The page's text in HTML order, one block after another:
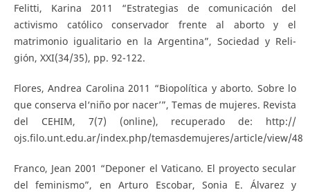
Felitti, Karina 2011 “Estrategias de comunicación del
activismo católico conservador frente al aborto y el
matrimonio igualitario en la Argentina”, Sociedad y Reli-
gión, XXI(34/35), pp. 92-122.
Flores, Andrea Carolina 2011 “Biopolítica y aborto. Sobre lo
que conserva el‘niño por nacer’”, Temas de mujeres. Revista
del CEHIM, 7(7) (online), recuperado de: http://
ojs.filo.unt.edu.ar/index.php/temasdemujeres/article/view/48
Franco, Jean 2001 “Deponer el Vaticano. El proyecto secular
del feminismo”, en Arturo Escobar, Sonia E. Álvarez y